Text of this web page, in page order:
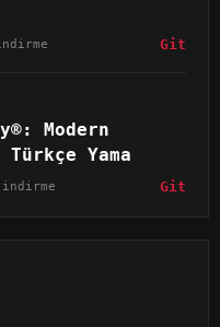
Git
Modern
Yama
Git